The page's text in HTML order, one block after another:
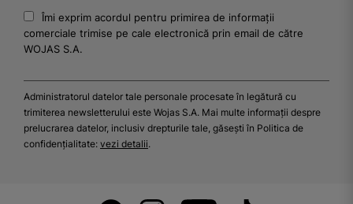
Îmi exprim acordul pentru primirea de informații
comerciale trimise pe cale electronică prin email de către
WOJAS S.A.
Administratorul datelor tale personale procesate în legătură cu
trimiterea newsletterului este Wojas S.A. Mai multe informații despre
prelucrarea datelor, inclusiv drepturile tale, găsești în Politica de
confidențialitate: vezi detalii.